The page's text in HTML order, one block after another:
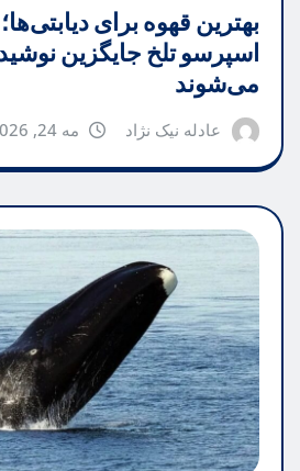
بهترین قهوه برای
اسپرسو تلخ جایگزین
می‌شوند
عادله نیک نژاد مه 24, 2026